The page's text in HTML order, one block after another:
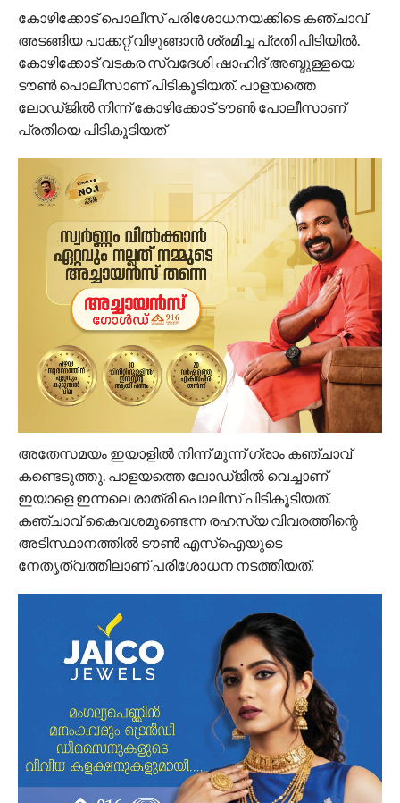
കോഴിക്കോട് പൊലീസ് പരിശോധനയക്കിടെ കഞ്ചാവ്
അടങ്ങിയ പാക്കറ്റ് വിഴുങ്ങാൻ ശ്രമിച്ച പ്രതി പിടിയിൽ.
കോഴിക്കോട് വടകര സ്വദേശി ഷാഹിദ് അബ്ദുള്ളയെ
ടൗൺ പൊലീസാണ് പിടികൂടിയത്. പാളയത്തെ
ലോഡ്ജിൽ നിന്ന് കോഴിക്കോട് ടൗൺ പോലീസാണ്
പ്രതിയെ പിടികൂടിയത്
അതേസമയം ഇയാളിൽ നിന്ന് മൂന്ന് ഗ്രാം കഞ്ചാവ്
കണ്ടെടുത്തു. പാളയത്തെ ലോഡ്ജിൽ വെച്ചാണ്
ഇയാളെ ഇന്നലെ രാത്രി പൊലിസ് പിടികൂടിയത്.
കഞ്ചാവ് കൈവശമുണ്ടെന്ന രഹസ്യ വിവരത്തിന്റെ
അടിസ്ഥാനത്തിൽ ടൗൺ എസ്‌ഐയുടെ
നേതൃത്വത്തിലാണ് പരിശോധന നടത്തിയത്.